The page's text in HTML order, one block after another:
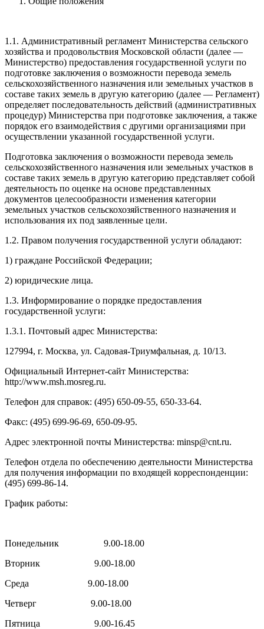
1.1. Административный регламент Министерства сельского
хозяйства и продовольствия Московской области (далее —
Министерство) предоставления государственной услуги по
подготовке заключения о возможности перевода земель
сельскохозяйственного назначения или земельных участков в
составе таких земель в другую категорию (далее — Регламент)
определяет последовательность действий (административных
процедур) Министерства при подготовке заключения, а также
порядок его взаимодействия с другими организациями при
осуществлении указанной государственной услуги.
Подготовка заключения о возможности перевода земель
сельскохозяйственного назначения или земельных участков в
составе таких земель в другую категорию представляет собой
деятельность по оценке на основе представленных
документов целесообразности изменения категории
земельных участков сельскохозяйственного назначения и
использования их под заявленные цели.
1.2. Правом получения государственной услуги обладают:
1) граждане Российской Федерации;
2) юридические лица.
1.3. Информирование о порядке предоставления
государственной услуги:
1.3.1. Почтовый адрес Министерства:
127994, г. Москва, ул. Садовая-Триумфальная, д. 10/13.
Официальный Интернет-сайт Министерства:
http://www.msh.mosreg.ru.
Телефон для справок: (495) 650-09-55, 650-33-64.
Факс: (495) 699-96-69, 650-09-95.
Адрес электронной почты Министерства: minsp@cnt.ru.
Телефон отдела по обеспечению деятельности Министерства
для получения информации по входящей корреспонденции:
(495) 699-86-14.
График работы:
Понедельник 9.00-18.00
Вторник 9.00-18.00
Среда 9.00-18.00
Четверг 9.00-18.00
Пятница 9.00-16.45